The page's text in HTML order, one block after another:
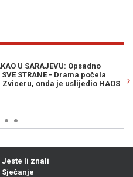
POTVRĐENA OPTUŽNICA
knjižila uplate i oštetila
07. Avg. 2026
Jeste li znali
Sjećanje